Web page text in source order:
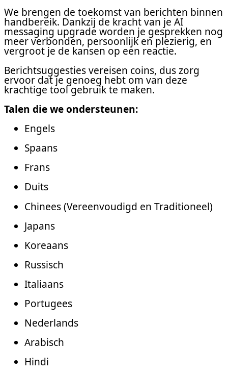
We brengen de toekomst van berichten binnen
handbereik. Dankzij de kracht van je AI
messaging upgrade worden je gesprekken nog
meer verbonden, persoonlijk en plezierig, en
vergroot je de kansen op een reactie.
Berichtsuggesties vereisen coins, dus zorg
ervoor dat je genoeg hebt om van deze
krachtige tool gebruik te maken.
Talen die we ondersteunen:
Engels
Spaans
Frans
Duits
Chinees (Vereenvoudigd en Traditioneel)
Japans
Koreaans
Russisch
Italiaans
Portugees
Nederlands
Arabisch
Hindi